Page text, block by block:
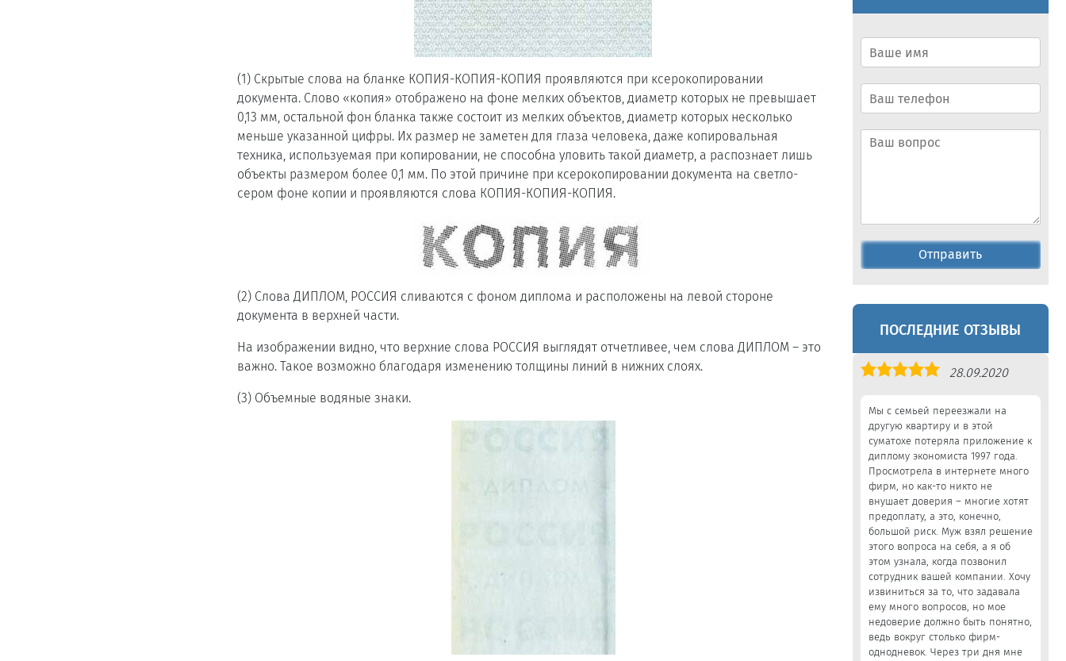
(1) Скрытые слова на бланке КОПИЯ-КОПИЯ-КОПИЯ проявляются при ксерокопировании
документа. Слово «копия» отображено на фоне мелких объектов, диаметр которых не превышает
0,13 мм, остальной фон бланка также состоит из мелких объектов, диаметр которых несколько
меньше указанной цифры. Их размер не заметен для глаза человека, даже копировальная
техника, используемая при копировании, не способна уловить такой диаметр, а распознает лишь
объекты размером более 0,1 мм. По этой причине при ксерокопировании документа на светло-
сером фоне копии и проявляются слова КОПИЯ-КОПИЯ-КОПИЯ.
(2) Слова ДИПЛОМ, РОССИЯ сливаются с фоном диплома и расположены на левой стороне
документа в верхней части.
На изображении видно, что верхние слова РОССИЯ выглядят отчетливее, чем слова ДИПЛОМ – это
важно. Такое возможно благодаря изменению толщины линий в нижних слоях.
(3) Объемные водяные знаки.
Отправить
ПОСЛЕДНИЕ ОТЗЫВЫ
Оценка
28.09.2020
Мы с семьей переезжали на
другую квартиру и в этой
суматохе потеряла приложение к
диплому экономиста 1997 года.
Просмотрела в интернете много
фирм, но как-то никто не
внушает доверия – многие хотят
предоплату, а это, конечно,
большой риск. Муж взял решение
этого вопроса на себя, а я об
этом узнала, когда позвонил
сотрудник вашей компании. Хочу
извиниться за то, что задавала
ему много вопросов, но мое
недоверие должно быть понятно,
ведь вокруг столько фирм-
однодневок. Через три дня мне